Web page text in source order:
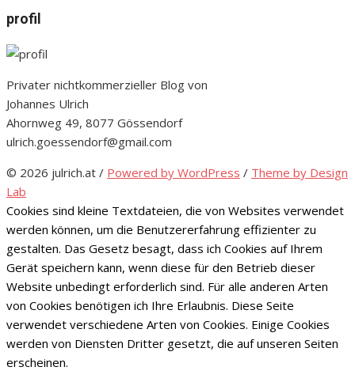
profil
Privater nichtkommerzieller Blog von
Johannes Ulrich
Ahornweg 49, 8077 Gössendorf
ulrich.goessendorf@gmail.com
© 2026 julrich.at / Powered by WordPress / Theme by Design
Lab
Cookies sind kleine Textdateien, die von Websites verwendet
werden können, um die Benutzererfahrung effizienter zu
gestalten. Das Gesetz besagt, dass ich Cookies auf Ihrem
Gerät speichern kann, wenn diese für den Betrieb dieser
Website unbedingt erforderlich sind. Für alle anderen Arten
von Cookies benötigen ich Ihre Erlaubnis. Diese Seite
verwendet verschiedene Arten von Cookies. Einige Cookies
werden von Diensten Dritter gesetzt, die auf unseren Seiten
erscheinen.